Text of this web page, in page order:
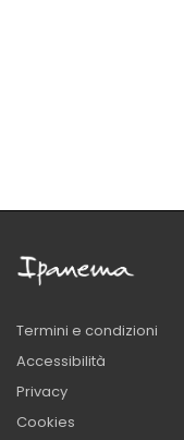
Termini e condizioni
Accessibilità
Privacy
Cookies